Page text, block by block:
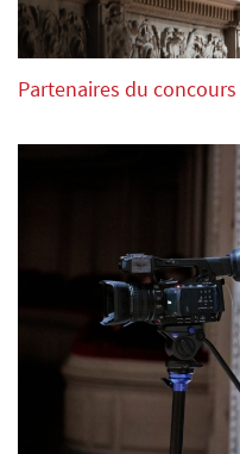
doivent être indiqués.
L’établissement
coordonnées de contact,
L’adresse du domicile,
Le programme du
noms des œuvres et
La Direction du concours
toutes les informations
medias.
Tous les droits audio et
l’association « Triomphe
Partenaires du concours